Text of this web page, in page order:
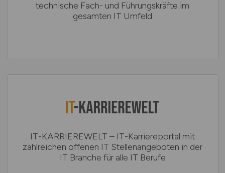
technische Fach- und Führungskräfte im
gesamten IT Umfeld
IT-KARRIEREWELT – IT-Karriereportal mit
zahlreichen offenen IT Stellenangeboten in der
IT Branche für alle IT Berufe